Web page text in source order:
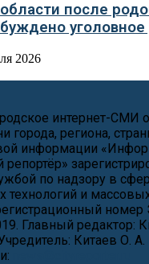
после
2026
интернет-СМИ
города, региона,
информации
по надзору в
технологий и
Главный редактор:
Китаев О. А.